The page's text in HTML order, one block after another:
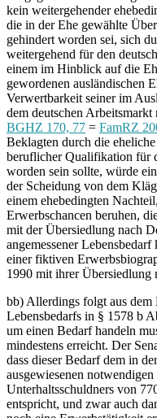
kein weitergehender
die in der Ehe gewählte
gehindert worden sei, sich
weitergehend für den
einem im Hinblick auf die
gewordenen ausländischen
Verwertbarkeit seiner im
dem deutschen
BGHZ 170, 77 = FamRZ
Beklagten durch die
beruflicher Qualifikation für
worden sein sollte, würde
der Scheidung von dem
einem ehebedingten
Erwerbschancen beruhen,
mit der Übersiedlung nach
angemessener
einer fiktiven
1990 mit ihrer Übersiedlung
bb) Allerdings folgt aus dem
Lebensbedarfs in § 1578 b
um einen Bedarf handeln
mindestens erreicht. Der
dass dieser Bedarf dem in
ausgewiesenen
Unterhaltsschuldners von
entspricht, und zwar auch